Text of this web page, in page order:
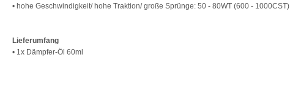
• hohe Geschwindigkeit/ hohe Traktion/ große Sprünge: 50 - 80WT (600 - 1000CST)
Lieferumfang
• 1x Dämpfer-Öl 60ml